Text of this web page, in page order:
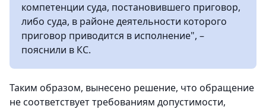
компетенции суда, постановившего приговор,
либо суда, в районе деятельности которого
приговор приводится в исполнение", –
пояснили в КС.
Таким образом, вынесено решение, что обращение
не соответствует требованиям допустимости,